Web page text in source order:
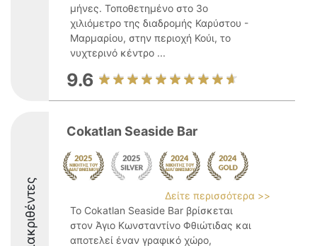
μήνες. Τοποθετημένο στο 3ο
χιλιόμετρο της διαδρομής Καρύστου -
Μαρμαρίου, στην περιοχή Κούι, το
νυχτερινό κέντρο ...
9.6
Διακριθέντες
Cokatlan Seaside Bar
Δείτε περισσότερα >>
Το Cokatlan Seaside Bar βρίσκεται
στον Άγιο Κωνσταντίνο Φθιώτιδας και
αποτελεί έναν γραφικό χώρο,